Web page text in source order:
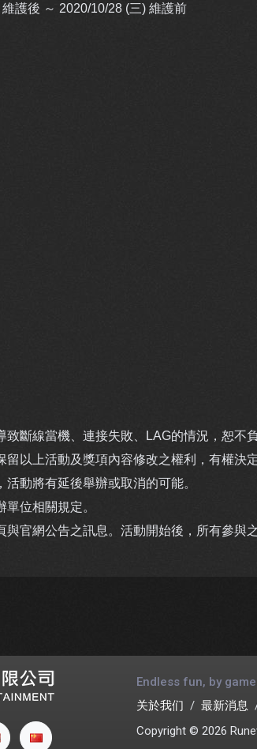
護後 ～ 2020/10/28 (三) 維護前
斷線當機、連接失敗、LAG的情況，恕不
留以上活動及獎項內容修改之權利，有權決
動將有延後舉辦或取消的可能。
位相關規定。
與官網公告之訊息。活動開始後，所有參與
Endless fun, by
关於我们
最新消息
Copyright © 2026